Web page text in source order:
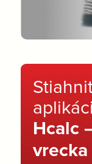
Hcalc
vrecka